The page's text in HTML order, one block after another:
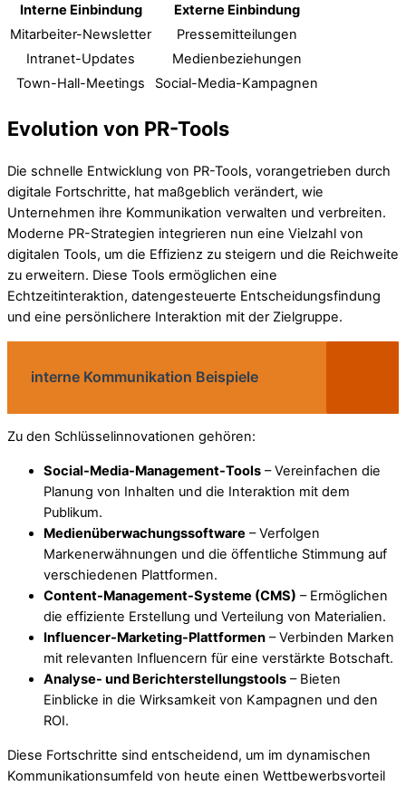
Interne Einbindung
Externe Einbindung
Mitarbeiter-Newsletter
Pressemitteilungen
Intranet-Updates
Medienbeziehungen
Town-Hall-Meetings
Social-Media-Kampagnen
Evolution von PR-Tools
Die schnelle Entwicklung von PR-Tools, vorangetrieben durch
digitale Fortschritte, hat maßgeblich verändert, wie
Unternehmen ihre Kommunikation verwalten und verbreiten.
Moderne PR-Strategien integrieren nun eine Vielzahl von
digitalen Tools, um die Effizienz zu steigern und die Reichweite
zu erweitern. Diese Tools ermöglichen eine
Echtzeitinteraktion, datengesteuerte Entscheidungsfindung
und eine persönlichere Interaktion mit der Zielgruppe.
interne Kommunikation Beispiele
Zu den Schlüsselinnovationen gehören:
Social-Media-Management-Tools – Vereinfachen die
Planung von Inhalten und die Interaktion mit dem
Publikum.
Medienüberwachungssoftware – Verfolgen
Markenerwähnungen und die öffentliche Stimmung auf
verschiedenen Plattformen.
Content-Management-Systeme (CMS) – Ermöglichen
die effiziente Erstellung und Verteilung von Materialien.
Influencer-Marketing-Plattformen – Verbinden Marken
mit relevanten Influencern für eine verstärkte Botschaft.
Analyse- und Berichterstellungstools – Bieten
Einblicke in die Wirksamkeit von Kampagnen und den
ROI.
Diese Fortschritte sind entscheidend, um im dynamischen
Kommunikationsumfeld von heute einen Wettbewerbsvorteil